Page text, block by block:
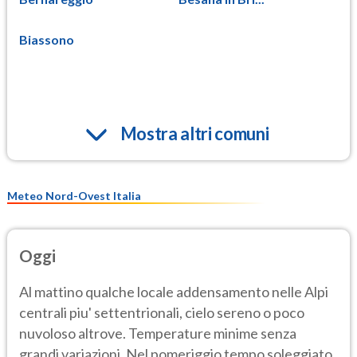
Biassono
Mostra altri comuni
Meteo Nord-Ovest Italia
Oggi
Al mattino qualche locale addensamento nelle Alpi
centrali piu' settentrionali, cielo sereno o poco
nuvoloso altrove. Temperature minime senza